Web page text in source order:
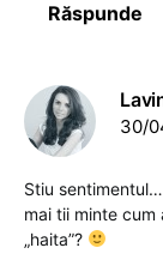
Răspunde
30/
Stiu sentimentul…
mai tii minte
„haita”?